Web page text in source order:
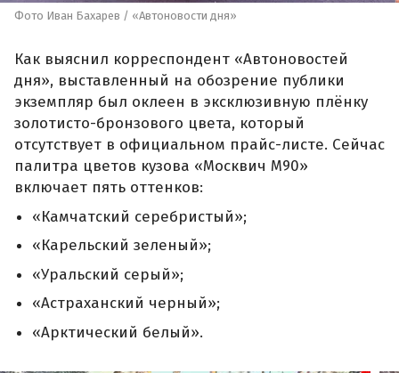
Фото Иван Бахарев / «Автоновости дня»
Как выяснил корреспондент «Автоновостей
дня», выставленный на обозрение публики
экземпляр был оклеен в эксклюзивную плёнку
золотисто-бронзового цвета, который
отсутствует в официальном прайс-листе. Сейчас
палитра цветов кузова «Москвич М90»
включает пять оттенков:
«Камчатский серебристый»;
«Карельский зеленый»;
«Уральский серый»;
«Астраханский черный»;
«Арктический белый».